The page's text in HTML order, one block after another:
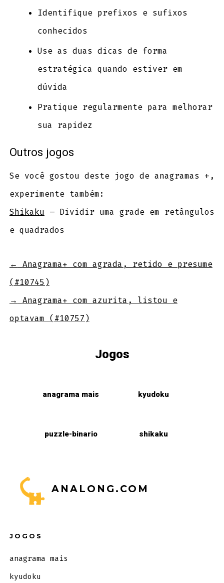
Identifique prefixos e sufixos
conhecidos
Use as duas dicas de forma
estratégica quando estiver em
dúvida
Pratique regularmente para melhorar
sua rapidez
Outros jogos
Se você gostou deste jogo de anagramas +,
experimente também:
Shikaku – Dividir uma grade em retângulos
e quadrados
←
Anagrama+ com agrada, retido e presume
(#10745)
→
Anagrama+ com azurita, listou e
optavam (#10757)
Jogos
anagrama mais kyudoku
puzzle-binario shikaku
ANALONG.COM
JOGOS
anagrama mais
kyudoku